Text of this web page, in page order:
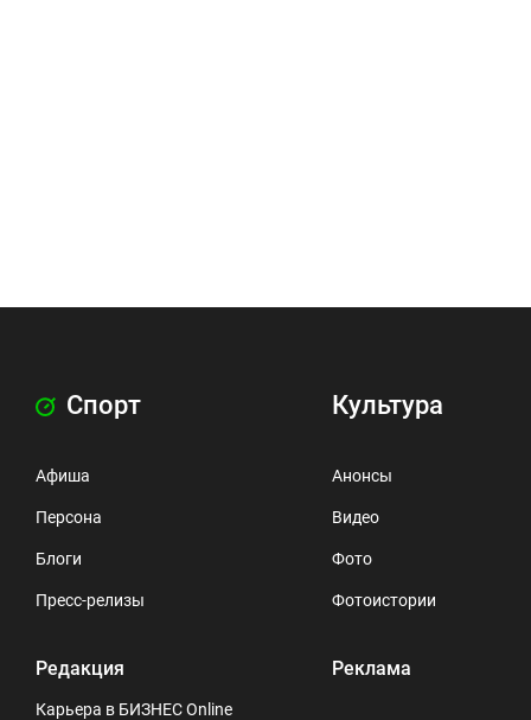
Спорт
Афиша
Персона
Блоги
Пресс-релизы
Редакция
Карьера в БИЗНЕС Online
Культура
Анонсы
Видео
Фото
Фотоистории
Реклама